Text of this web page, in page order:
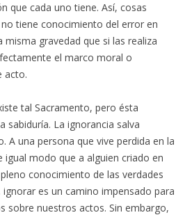
que cada uno tiene. Así, cosas
tiene conocimiento del error en
misma gravedad que si las realiza
el marco moral o
acto.
tal Sacramento, pero ésta
sabiduría. La ignorancia salva
A una persona que vive perdida en la
igual modo que a alguien criado en
conocimiento de las verdades
es un camino impensado para
sobre nuestros actos. Sin embargo,